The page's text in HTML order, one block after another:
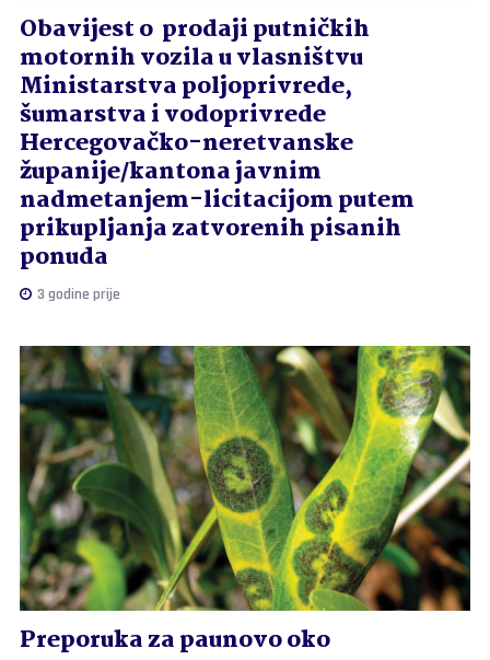
Obavijest o prodaji putničkih
motornih vozila u vlasništvu
Ministarstva poljoprivrede,
šumarstva i vodoprivrede
Hercegovačko-neretvanske
županije/kantona javnim
nadmetanjem-licitacijom putem
prikupljanja zatvorenih pisanih
ponuda
3 godine prije
Preporuka za paunovo oko